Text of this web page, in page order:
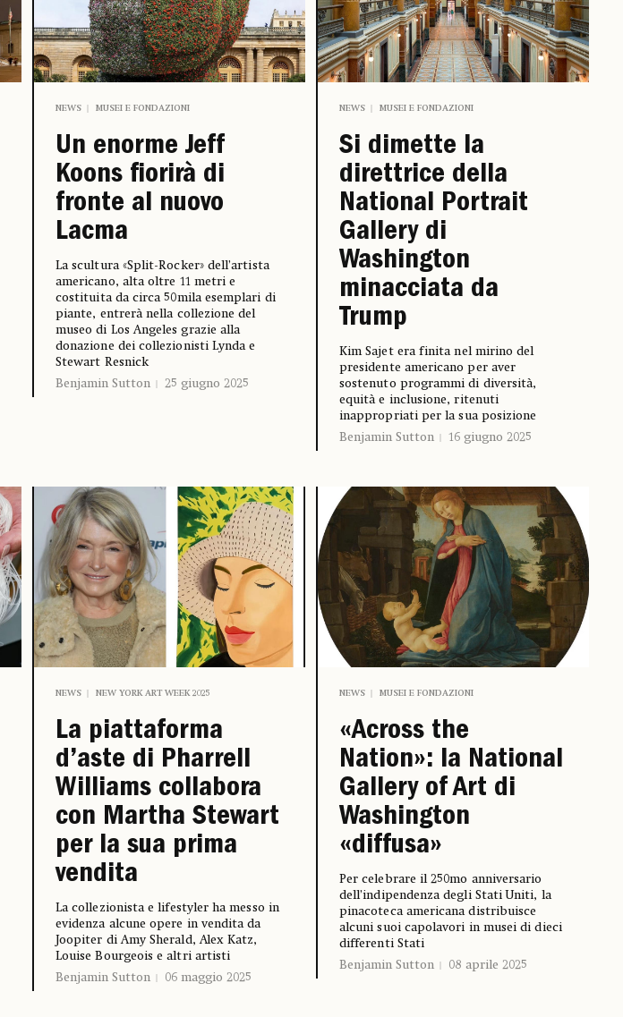
NEWS MUSEI E FONDAZIONI
Un enorme Jeff
Koons fiorirà di
fronte al nuovo
Lacma
La scultura «Split-Rocker» dell’artista
americano, alta oltre 11 metri e
costituita da circa 50mila esemplari di
piante, entrerà nella collezione del
museo di Los Angeles grazie alla
donazione dei collezionisti Lynda e
Stewart Resnick
Benjamin Sutton
25 giugno 2025
NEWS MUSEI E FONDAZIONI
Si dimette la
direttrice della
National Portrait
Gallery di
Washington
minacciata da
Trump
Kim Sajet era finita nel mirino del
presidente americano per aver
sostenuto programmi di diversità,
equità e inclusione, ritenuti
inappropriati per la sua posizione
Benjamin Sutton
16 giugno 2025
NEWS NEW YORK ART WEEK 2025
La piattaforma
d’aste di Pharrell
Williams collabora
con Martha Stewart
per la sua prima
vendita
La collezionista e lifestyler ha messo in
evidenza alcune opere in vendita da
Joopiter di Amy Sherald, Alex Katz,
Louise Bourgeois e altri artisti
Benjamin Sutton
06 maggio 2025
NEWS MUSEI E FONDAZIONI
«Across the
Nation»: la National
Gallery of Art di
Washington
«diffusa»
Per celebrare il 250mo anniversario
dell’indipendenza degli Stati Uniti, la
pinacoteca americana distribuisce
alcuni suoi capolavori in musei di dieci
differenti Stati
Benjamin Sutton
08 aprile 2025